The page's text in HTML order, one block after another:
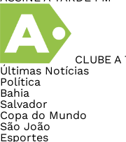
CLUBE A
Últimas Notícias
Política
Bahia
Salvador
Copa do Mundo
São João
Esportes